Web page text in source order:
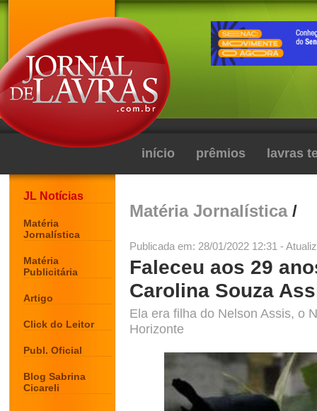
início prêmios lavras
JL Notícias
Matéria
Jornalística
Matéria
Publicitária
Artigo
Click do Leitor
Publ. Oficial
Blog Sabrina
Cicareli
Matéria Jornalística/
Publicada em: 28/01/2022 12:31 -
Faleceu aos 29
Carolina Souza
Ela era filha do Nelson Assis, o
Horizonte